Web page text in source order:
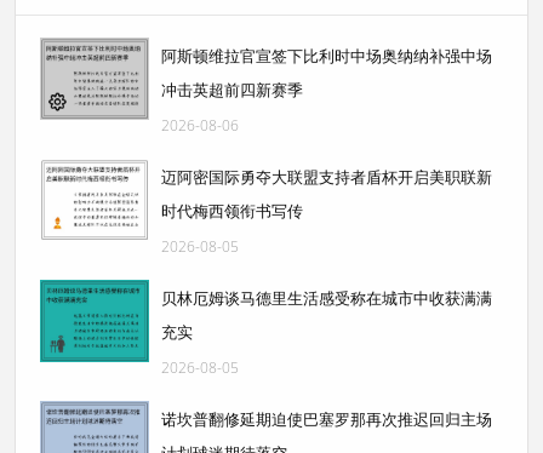
阿斯顿维拉官宣签下比利时中场奥纳纳补强中场
冲击英超前四新赛季
2026-08-06
迈阿密国际勇夺大联盟支持者盾杯开启美职联新
时代梅西领衔书写传
2026-08-05
贝林厄姆谈马德里生活感受称在城市中收获满满
充实
2026-08-05
诺坎普翻修延期迫使巴塞罗那再次推迟回归主场